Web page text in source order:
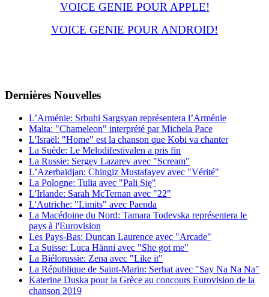
VOICE GENIE POUR APPLE!
VOICE GENIE POUR ANDROID!
Dernières Νouvelles
L’Arménie: Srbuhi Sargsyan représentera l’Arménie
Malta: "Chameleon" interprété par Michela Pace
L'Israël: "Home" est la chanson que Kobi va chanter
La Suède: Le Melodifestivalen a pris fin
La Russie: Sergey Lazarev avec "Scream"
L’Azerbaïdjan: Chingiz Mustafayev avec "Vérité"
La Pologne: Tulia avec "Pali Się"
L'Irlande: Sarah McTernan avec "22"
L'Autriche: "Limits" avec Paenda
La Macédoine du Nord: Tamara Todevska représentera le
pays à l'Eurovision
Les Pays-Bas: Duncan Laurence avec "Arcade"
La Suisse: Luca Hänni avec "She got me"
La Biélorussie: Zena avec "Like it"
La République de Saint-Marin: Serhat avec "Say Na Na Na"
Katerine Duska pour la Grèce au concours Eurovision de la
chanson 2019